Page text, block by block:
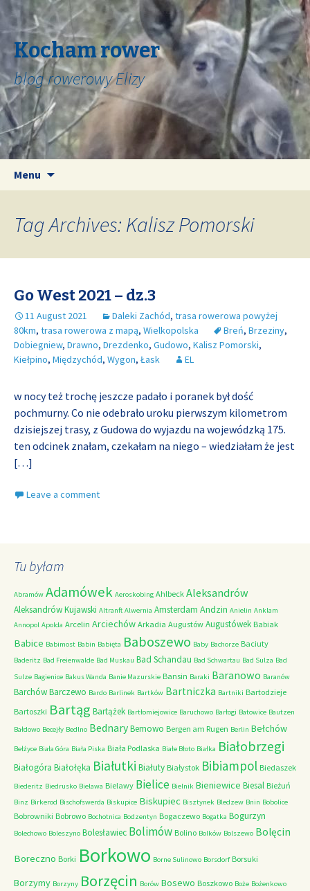
Kocham rower
blog rowerowy Elizy
Menu
Tag Archives: Kalisz Pomorski
Go West 2021 – dz.3
11 August 2021 Daleki Zachód, trasa rowerowa powyżej
80km, trasa rowerowa z mapą, Wielkopolska Breń, Brzeziny,
Dobiegniew, Drawno, Drezdenko, Gudowo, Kalisz Pomorski,
Kiełpino, Międzychód, Wygon, Łask EL
w nocy też trochę jeszcze padało i poranek był dość
pochmurny. Co nie odebrało uroku pierwszym kilometrom
dzisiejszej trasy, z Gudowa do wyjazdu na wojewódzką 175.
ten odcinek znałam, czekałam na niego – wiedziałam że jest
[…]
Leave a comment
Tu byłam
Abramów Adamówek Aeroskobing Ahlbeck Aleksandrów
Aleksandrów Kujawski Altranft Alwernia Amsterdam Andzin Anielin Anklam
Annopol Apolda Arcelin Arciechów Arkadia Augustów Augustówek Babiak
Babice Babimost Babin Babięta Baboszewo Baby Bachorze Baciuty
Baderitz Bad Freienwalde Bad Muskau Bad Schandau Bad Schwartau Bad Sulza Bad
Sulze Bagienice Bakus Wanda Banie Mazurskie Bansin Baraki Baranowo Baranów
BarchówBarczewo Bardo Barlinek Bartków Bartniczka Bartniki Bartodzieje
Bartoszki Bartąg Bartążek Bartłomiejowice Baruchowo Barłogi Batowice Bautzen
Bałdowo Becejły Bedlno BednaryBemowo Bergen am Rugen Berlin Bełchów
Bełżyce Biała Góra Biała Piska Biała Podlaska Białe Błoto Białka Białobrzegi
Białogóra Białołęka Białutki Białuty Białystok Bibiampol Biedaszek
Biederitz Biedrusko Bielawa Bielawy Bielice Bielnik Bieniewice Biesal Bieżuń
Binz Birkerod Bischofswerda Biskupice Biskupiec Bisztynek Bledzew Bnin Bobolice
Bobrowniki Bobrowo Bochotnica Bodzentyn Bogaczewo Bogatka Bogurzyn
Bolechowo Boleszyno Bolesławiec Bolimów Bolino Bolków Bolszewo Bolęcin
Boreczno Borki Borkowo Borne Sulinowo Borsdorf Borsuki
Borzymy Borzyny Borzęcin Borów Bosewo Boszkowo Boże Bożenkowo